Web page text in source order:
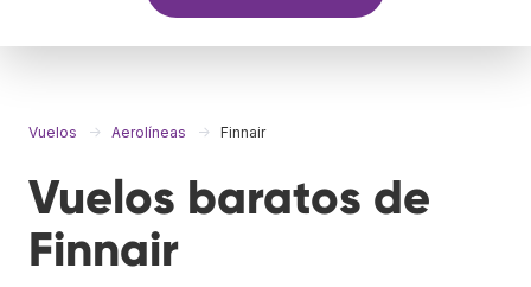
Vuelos Aerolíneas Finnair
Vuelos baratos de
Finnair